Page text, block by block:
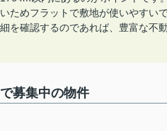
ためフラットで敷地が使いやすい
を確認するのであれば、豊富な不
募集中の物件